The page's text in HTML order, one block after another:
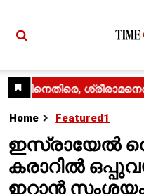
Home Featured1
ഇസ്രായേൽ
കരാറിൽ
ഇറാൻ സംശയം